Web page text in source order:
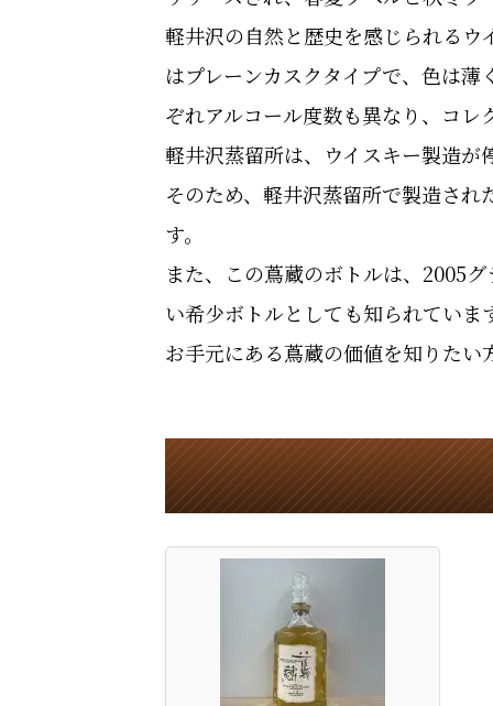
軽井沢の自然と歴史を感じられる
はプレーンカスクタイプで、色は
ぞれアルコール度数も異なり、コ
軽井沢蒸留所は、ウイスキー製造
そのため、軽井沢蒸留所で製造さ
す。
また、この蔦蔵のボトルは、2005
い希少ボトルとしても知られてい
お手元にある蔦蔵の価値を知りた